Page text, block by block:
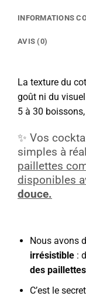
INFORMATIONS
AVIS (0)
La texture du
goût ni du
5 à 30
✨ Vos
simples à
paillettes
disponibles
douce.
Nous avons
irrésistible:
des
C’est le